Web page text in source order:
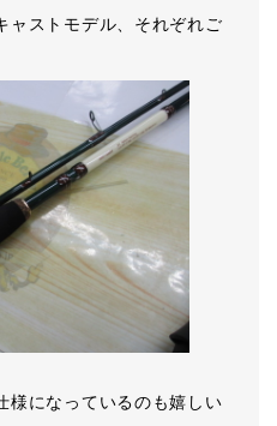
ャストモデル、それぞれご
様になっているのも嬉しい